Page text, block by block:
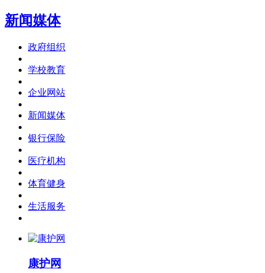
新闻媒体
政府组织
学校教育
企业网站
新闻媒体
银行保险
医疗机构
体育健身
生活服务
康护网